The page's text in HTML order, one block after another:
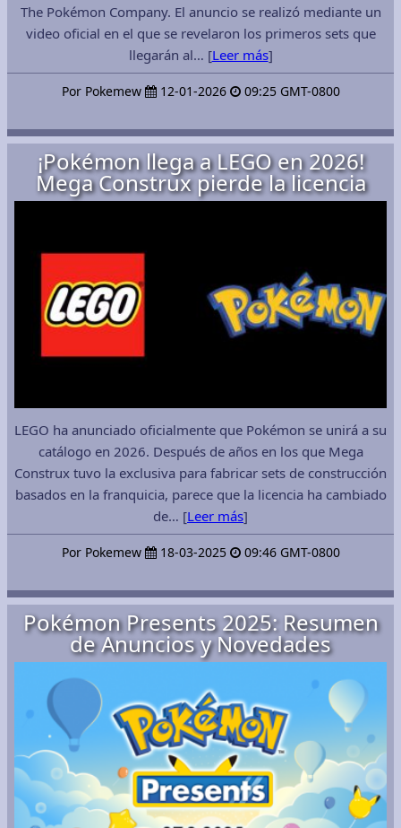
The Pokémon Company. El anuncio se realizó mediante un
video oficial en el que se revelaron los primeros sets que
llegarán al… [Leer más]
Por Pokemew 12-01-2026 09:25 GMT-0800
¡Pokémon llega a LEGO en 2026!
Mega Construx pierde la licencia
LEGO ha anunciado oficialmente que Pokémon se unirá a su
catálogo en 2026. Después de años en los que Mega
Construx tuvo la exclusiva para fabricar sets de construcción
basados en la franquicia, parece que la licencia ha cambiado
de… [Leer más]
Por Pokemew 18-03-2025 09:46 GMT-0800
Pokémon Presents 2025: Resumen
de Anuncios y Novedades